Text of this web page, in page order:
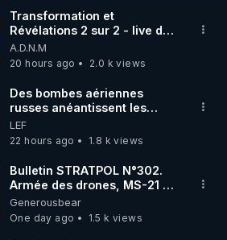
Transformation et
Révélations 2 sur 2 - live du
07/08/26
A.D.N.M
20 hours ago
2.0 k views
Des bombes aériennes
russes anéantissent les
centres de contrôle de
drones de 3 brigades
ukrainienne
LEF
22 hours ago
1.8 k views
Bulletin STRATPOL N°302.
Armée des drones, MS-21 en
série, missiles coréens.
07.08.2026.
Generousbear
One day ago
1.5 k views